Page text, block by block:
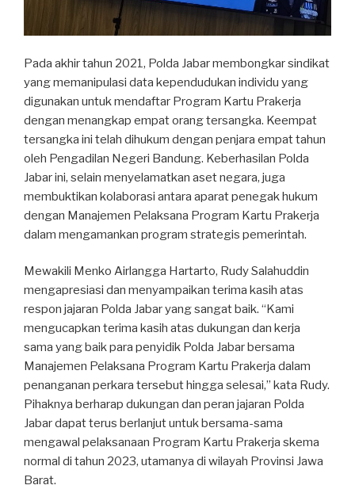
Pada akhir tahun 2021, Polda Jabar membongkar sindikat
yang memanipulasi data kependudukan individu yang
digunakan untuk mendaftar Program Kartu Prakerja
dengan menangkap empat orang tersangka. Keempat
tersangka ini telah dihukum dengan penjara empat tahun
oleh Pengadilan Negeri Bandung. Keberhasilan Polda
Jabar ini, selain menyelamatkan aset negara, juga
membuktikan kolaborasi antara aparat penegak hukum
dengan Manajemen Pelaksana Program Kartu Prakerja
dalam mengamankan program strategis pemerintah.
Mewakili Menko Airlangga Hartarto, Rudy Salahuddin
mengapresiasi dan menyampaikan terima kasih atas
respon jajaran Polda Jabar yang sangat baik. “Kami
mengucapkan terima kasih atas dukungan dan kerja
sama yang baik para penyidik Polda Jabar bersama
Manajemen Pelaksana Program Kartu Prakerja dalam
penanganan perkara tersebut hingga selesai,” kata Rudy.
Pihaknya berharap dukungan dan peran jajaran Polda
Jabar dapat terus berlanjut untuk bersama-sama
mengawal pelaksanaan Program Kartu Prakerja skema
normal di tahun 2023, utamanya di wilayah Provinsi Jawa
Barat.